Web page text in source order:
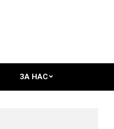
ЗА НАС